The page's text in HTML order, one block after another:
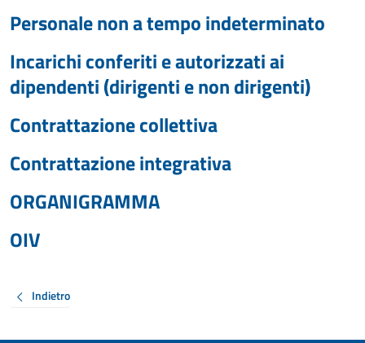
Personale non a tempo indeterminato
Incarichi conferiti e autorizzati ai
dipendenti (dirigenti e non dirigenti)
Contrattazione collettiva
Contrattazione integrativa
ORGANIGRAMMA
OIV
Indietro